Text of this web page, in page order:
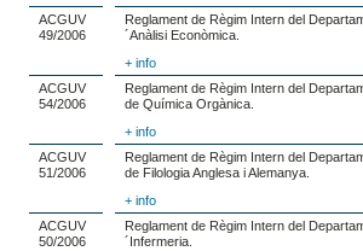
ACGUV
49/2006
Reglament de Règim Intern del
´Anàlisi Econòmica.
+ info
ACGUV
54/2006
Reglament de Règim Intern del
de Química Orgànica.
+ info
ACGUV
51/2006
Reglament de Règim Intern del
de Filologia Anglesa i Alemanya.
+ info
ACGUV
50/2006
Reglament de Règim Intern del
´Infermeria.